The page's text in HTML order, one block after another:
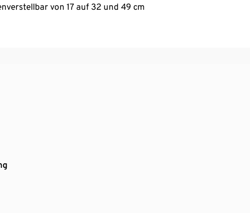
von 17 auf 32 und 49 cm
die Umnutzung zum Juniorbett und Kindersofa – Bett ist viele